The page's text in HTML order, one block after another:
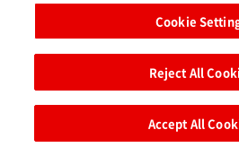
篠田
「夢・遊び・感動」を追
がり、ともに創っていく。生活必需
できるエンターテインメントの価値
Cookie
Reject All
Accept All